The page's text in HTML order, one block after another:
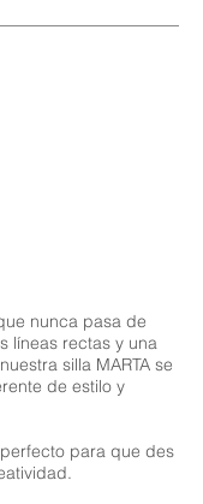
nunca pasa de
líneas rectas y una
silla MARTA se
de estilo y
para que des